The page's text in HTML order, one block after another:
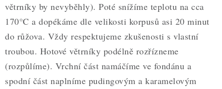
větrníky by nevyběhly). Poté snížíme teplotu na cca
170°C a dopékáme dle velikosti korpusů asi 20 minut
do růžova. Vždy respektujeme zkušenosti s vlastní
troubou. Hotové větrníky podélně rozřízneme
(rozpůlíme). Vrchní část namáčíme ve fondánu a
spodní část naplníme pudingovým a karamelovým